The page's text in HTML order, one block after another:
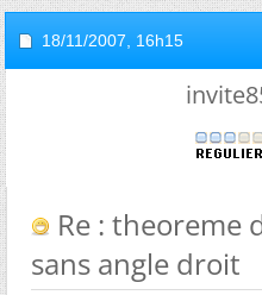
18/11/2007, 16h15
Re : theoreme
sans angle droit